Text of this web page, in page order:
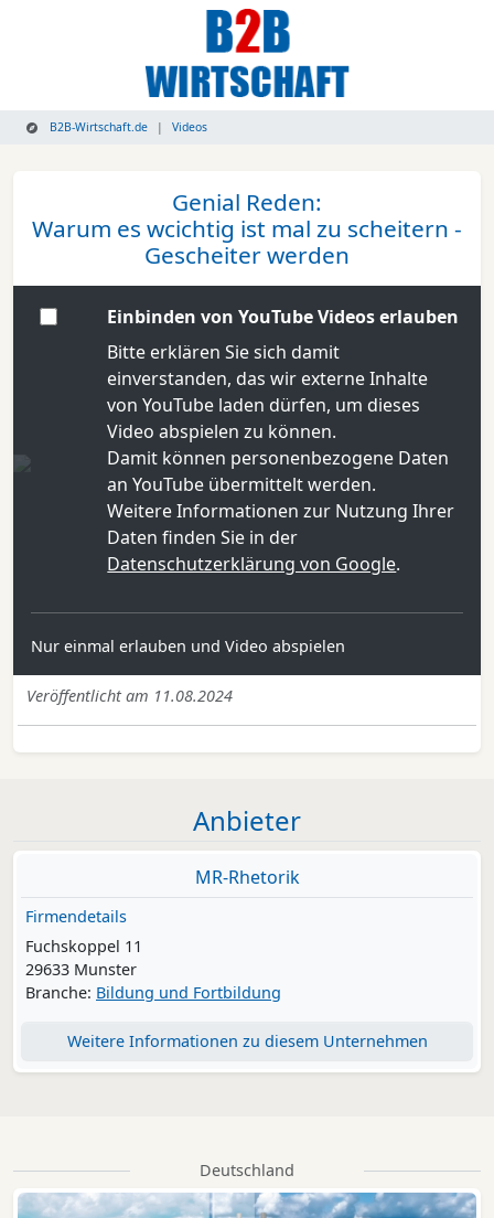
B2B-Wirtschaft.de Videos
Genial Reden:
Warum es wcichtig ist mal zu scheitern -
Gescheiter werden
Einbinden von YouTube Videos erlauben
Bitte erklären Sie sich damit
einverstanden, das wir externe Inhalte
von YouTube laden dürfen, um dieses
Video abspielen zu können.
Damit können personenbezogene Daten
an YouTube übermittelt werden.
Weitere Informationen zur Nutzung Ihrer
Daten finden Sie in der
Datenschutzerklärung von Google.
Nur einmal erlauben und Video abspielen
Veröffentlicht am 11.08.2024
Anbieter
MR-Rhetorik
Firmendetails
Fuchskoppel 11
29633 Munster
Branche: Bildung und Fortbildung
Weitere Informationen zu diesem Unternehmen
Deutschland